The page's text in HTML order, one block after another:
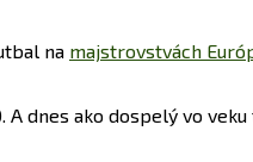
na majstrovstvách
dnes ako dospelý vo